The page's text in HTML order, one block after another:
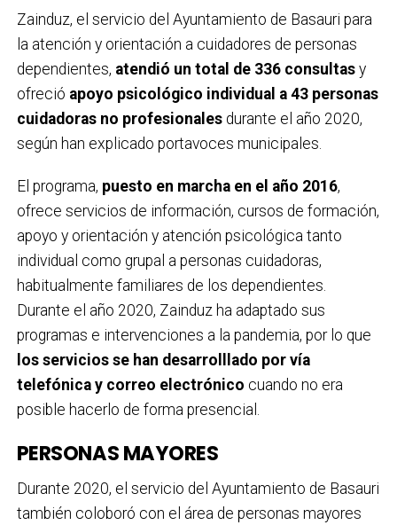
Zainduz, el servicio del Ayuntamiento de Basauri para
la atención y orientación a cuidadores de personas
dependientes, atendió un total de 336 consultasy
ofreció apoyo psicológico individual a 43 personas
cuidadoras no profesionalesdurante el año 2020,
según han explicado portavoces municipales.
El programa, puesto en marcha en el año 2016,
ofrece servicios de información, cursos de formación,
apoyo y orientación y atención psicológica tanto
individual como grupal a personas cuidadoras,
habitualmente familiares de los dependientes.
Durante el año 2020, Zainduz ha adaptado sus
programas e intervenciones a la pandemia, por lo que
los servicios se han desarrolllado por vía
telefónica y correo electrónico cuando no era
posible hacerlo de forma presencial.
PERSONAS MAYORES
Durante 2020, el servicio del Ayuntamiento de Basauri
también coloboró con el área de personas mayores